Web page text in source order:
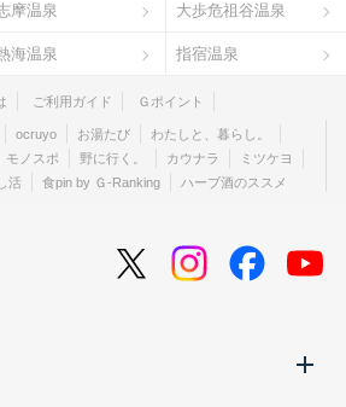
摩温泉 大歩危祖谷温泉
海温泉 指宿温泉
ご利用ガイド Ｇポイント
ocruyo お湯たび
わたしと、暮らし。
モノスポ 野に行く。 カウナラ
ミツケヨ
活 食pin by Ｇ-Ranking ハーブ酒のススメ